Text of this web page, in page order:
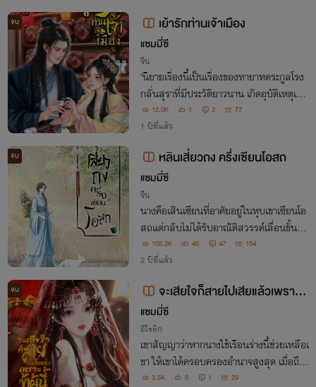
จบ เย้ารักท่านเจ้าเมือง
แซมมี่ซี
จีน
‘นิยายเรื่องนี้เป็นเรื่องของทายาทตระกูลโรง
กลั่นสุราที่มีประวัติยาวนาน เกิดอุบัติเหตุเสีย
ชีวิตขณะเข้าไปเที่ยวในบาร์โฮสและทะลุมิติไป
เป็นนางร้ายในนิยาย’
12.0K 1 2 77
1 ปีที่แล้ว
จบ หลินเสี่ยวถง ครึ่งเซียนโอสถ
แซมมี่ซี
จีน
นางคือเสินเซียนที่อาศัยอยู่ในหุบเขาเซียนโอ
สถแต่กลับไม่ได้รับอาณัติสวรรค์เลื่อนขั้นไป
อยู่บนสวรรค์เพราะด้ายแดง!!!การกลับมาเกิ
ดใหม่เป็นด่านเคราะห์สุดท้ายที่นางต้องตัดด้า
102.2K 45 47 154
2 ปีที่แล้ว
จบ
จะเสียใจก็สายไปเสียแล้วเพราะข้
าผู้นี้กลายเป็นกบฏสองแผ่นดิน (nc)
แซมมี่ซี
อีโรติก
เขาสัญญาว่าหากนางใช้เรือนร่างนี้ช่วยเหลือเ
ขา ให้เขาได้ครอบครองอำนาจสูงสุด เมื่อถึงวั
นนึงนางจะได้อยู่เคียงข้างเขาเป็นสตรีหนึ่งเดี
3.5K 0 1 29